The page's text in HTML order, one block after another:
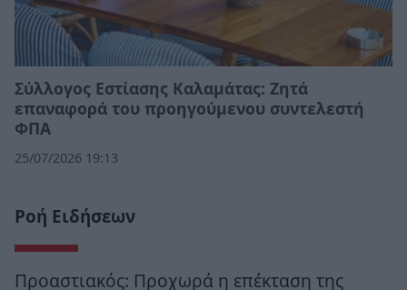
Σύλλογος Εστίασης Καλαμάτας: Ζητά
επαναφορά του προηγούμενου συντελεστή
ΦΠΑ
25/07/2026 19:13
Ροή Ειδήσεων
Προαστιακός: Προχωρά η επέκταση της